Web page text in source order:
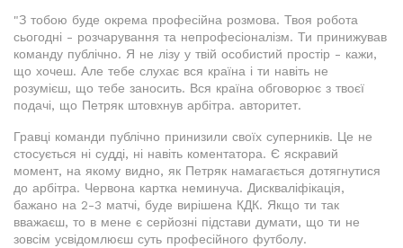
"З тобою буде окрема професійна розмова. Твоя робота
сьогодні - розчарування та непрофесіоналізм. Ти принижував
команду публічно. Я не лізу у твій особистий простір - кажи,
що хочеш. Але тебе слухає вся країна і ти навіть не
розумієш, що тебе заносить. Вся країна обговорює з твоєї
подачі, що Петряк штовхнув арбітра. авторитет.
Гравці команди публічно принизили своїх суперників. Це не
стосується ні судді, ні навіть коментатора. Є яскравий
момент, на якому видно, як Петряк намагається дотягнутися
до арбітра. Червона картка неминуча. Дискваліфікація,
бажано на 2-3 матчі, буде вирішена КДК. Якщо ти так
вважаєш, то в мене є серйозні підстави думати, що ти не
зовсім усвідомлюєш суть професійного футболу.